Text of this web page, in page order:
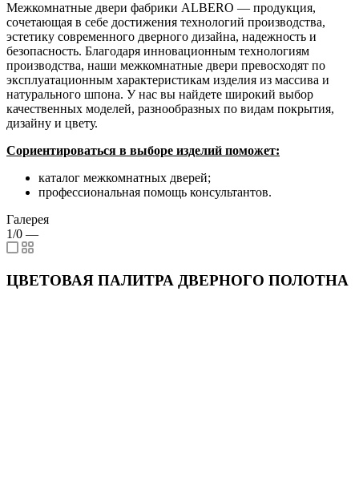
Межкомнатные двери фабрики ALBERO — продукция,
сочетающая в себе достижения технологий производства,
эстетику современного дверного дизайна, надежность и
безопасность. Благодаря инновационным технологиям
производства, наши межкомнатные двери превосходят по
эксплуатационным характеристикам изделия из массива и
натурального шпона. У нас вы найдете широкий выбор
качественных моделей, разнообразных по видам покрытия,
дизайну и цвету.
Сориентироваться в выборе изделий поможет:
каталог межкомнатных дверей;
профессиональная помощь консультантов.
Галерея
1/0 —
ЦВЕТОВАЯ ПАЛИТРА ДВЕРНОГО ПОЛОТНА